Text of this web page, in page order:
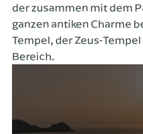
der zusammen mit dem
ganzen antiken Charme
Tempel, der Zeus-
Bereich.